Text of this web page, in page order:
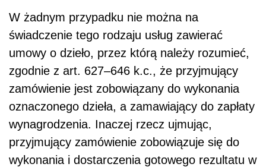
W żadnym przypadku nie można na
świadczenie tego rodzaju usług zawierać
umowy o dzieło, przez którą należy rozumieć,
zgodnie z art. 627–646 k.c., że przyjmujący
zamówienie jest zobowiązany do wykonania
oznaczonego dzieła, a zamawiający do zapłaty
wynagrodzenia. Inaczej rzecz ujmując,
przyjmujący zamówienie zobowiązuje się do
wykonania i dostarczenia gotowego rezultatu w